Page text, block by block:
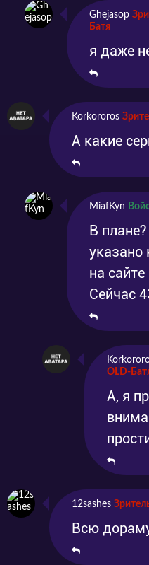
Ghejasop
Батя
я даже
Korkororos
А какие
MiafKyn
В
указано
на
Сейчас
OLD-
А, я
12sashes
Всю